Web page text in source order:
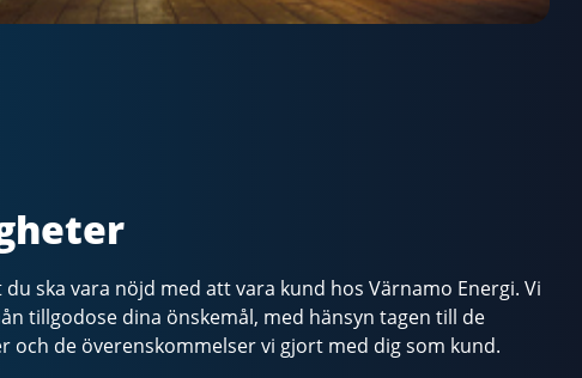
ska vara nöjd med att vara kund hos Värnamo Energi. Vi
tillgodose dina önskemål, med hänsyn tagen till de
och de överenskommelser vi gjort med dig som kund.